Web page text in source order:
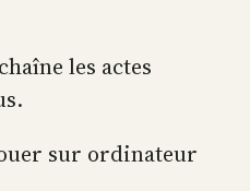
les actes
sur ordinateur